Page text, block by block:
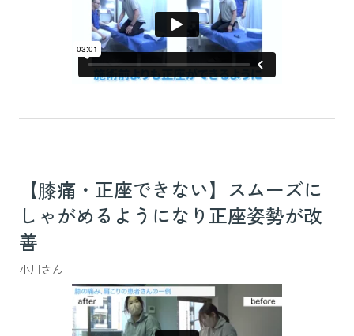
【膝痛・正座できない】スムーズに
しゃがめるようになり正座姿勢が改
善
小川さん